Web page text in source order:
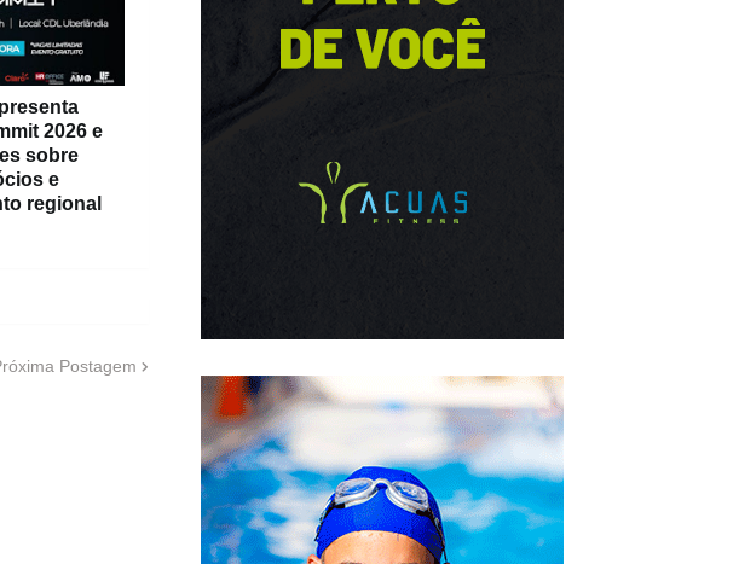
2026 e
sobre
e
regional
Postagem